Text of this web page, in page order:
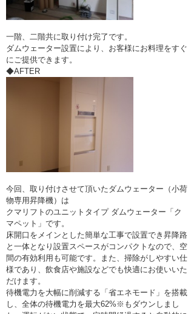
一階、二階共に取り付け完了です。
ダムウェーター設置により、お客様にお料理をすぐ
にご提供できます。
◆AFTER
今回、取り付けさせて頂いたダムウェーター（小荷
物専用昇降機）は
クマリフトのユニットタイプ ダムウェーター「ク
マペット」です。
床開口をメインとした簡単な工事で設置でき昇降路
と一体となり設置スペースがコンパクトなので、空
間の有効利用も可能です。また、掃除がしやすい仕
様であり、飲食店や施設などでも快適にお使いいた
だけます。
待機電力を大幅に削減する「省エネモード」を搭載
し、全体の待機電力を最大62%※もダウンしまし